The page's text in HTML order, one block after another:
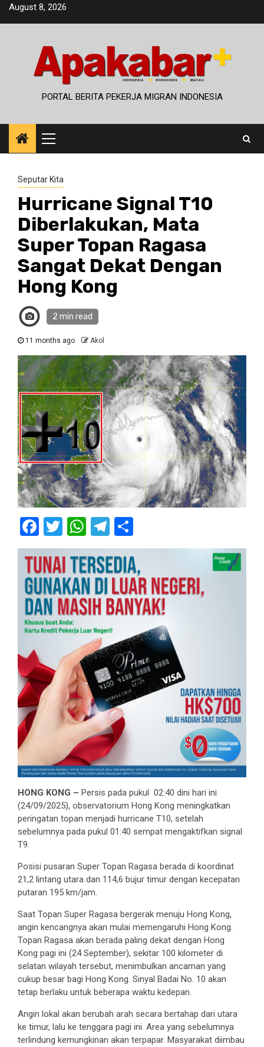
SkipAugust 8, 2026
PORTAL BERITA PEKERJA MIGRAN INDONESIA
Primary
Menu
Seputar Kita
Hurricane Signal T10
Diberlakukan, Mata
Super Topan Ragasa
Sangat Dekat Dengan
Hong Kong
2 min read
11 months ago Akol
Facebook
Twitter
WhatsApp
Telegram
HONG KONG – Persis pada pukul 02:40 dini hari ini
(24/09/2025), observatorium Hong Kong meningkatkan
peringatan topan menjadi hurricane T10, setelah
sebelumnya pada pukul 01:40 sempat mengaktifkan signal
T9.
Posisi pusaran Super Topan Ragasa berada di koordinat
21,2 lintang utara dan 114,6 bujur timur dengan kecepatan
putaran 195 km/jam.
Saat Topan Super Ragasa bergerak menuju Hong Kong,
angin kencangnya akan mulai memengaruhi Hong Kong.
Topan Ragasa akan berada paling dekat dengan Hong
Kong pagi ini (24 September), sekitar 100 kilometer di
selatan wilayah tersebut, menimbulkan ancaman yang
cukup besar bagi Hong Kong. Sinyal Badai No. 10 akan
tetap berlaku untuk beberapa waktu kedepan.
Angin lokal akan berubah arah secara bertahap dari utara
ke timur, lalu ke tenggara pagi ini. Area yang sebelumnya
terlindung kemungkinan akan terpapar. Masyarakat diimbau